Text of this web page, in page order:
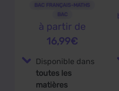
BAC FRANÇAIS-MATHS
BAC
à partir de
16,99€
Disponible dans
toutes les
matières